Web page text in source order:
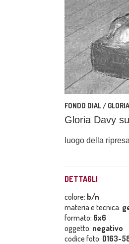
FONDO DIAL /
Gloria Davy
luogo della
DETTAGLI
colore: b/n
materia e tecnica:
formato: 6x6
oggetto: negativo
codice foto: D163-